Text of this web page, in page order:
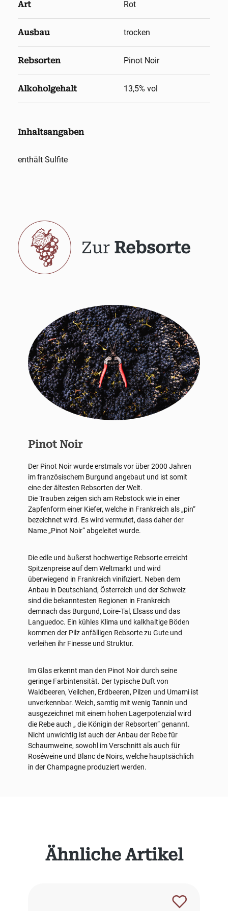
Produktgalerie überspringen
Ähnliche Artikel
Art Rot
Ausbau trocken
Rebsorten Pinot Noir
Alkoholgehalt 13,5% vol
Inhaltsangaben
enthält Sulfite
Zur Rebsorte
Pinot Noir
Der Pinot Noir wurde erstmals vor über 2000 Jahren
im französischem Burgund angebaut und ist somit
eine der ältesten Rebsorten der Welt.
Die Trauben zeigen sich am Rebstock wie in einer
Zapfenform einer Kiefer, welche in Frankreich als „pin“
bezeichnet wird. Es wird vermutet, dass daher der
Name „Pinot Noir“ abgeleitet wurde.
Die edle und äußerst hochwertige Rebsorte erreicht
Spitzenpreise auf dem Weltmarkt und wird
überwiegend in Frankreich vinifiziert. Neben dem
Anbau in Deutschland, Österreich und der Schweiz
sind die bekanntesten Regionen in Frankreich
demnach das Burgund, Loire-Tal, Elsass und das
Languedoc. Ein kühles Klima und kalkhaltige Böden
kommen der Pilz anfälligen Rebsorte zu Gute und
verleihen ihr Finesse und Struktur.
Im Glas erkennt man den Pinot Noir durch seine
geringe Farbintensität. Der typische Duft von
Waldbeeren, Veilchen, Erdbeeren, Pilzen und Umami ist
unverkennbar. Weich, samtig mit wenig Tannin und
ausgezeichnet mit einem hohen Lagerpotenzial wird
die Rebe auch „ die Königin der Rebsorten“ genannt.
Nicht unwichtig ist auch der Anbau der Rebe für
Schaumweine, sowohl im Verschnitt als auch für
Roséweine und Blanc de Noirs, welche hauptsächlich
in der Champagne produziert werden.